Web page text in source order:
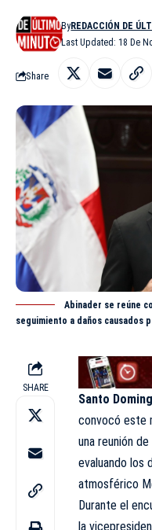
Last Updated: 18 De
ByREDACCIÓN DE
Share
Abinader se reúne
seguimiento a daños causados
SHARE
Santo
convocó este
una reunión
evaluando los
atmosférico
Durante el
la